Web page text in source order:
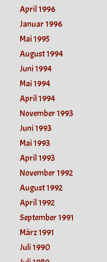
April 1996
Januar 1996
Mai 1995
August 1994
Juni 1994
Mai 1994
April 1994
November 1993
Juni 1993
Mai 1993
April 1993
November 1992
August 1992
April 1992
September 1991
März 1991
Juli 1990